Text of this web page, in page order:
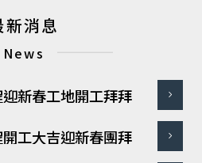
新消息
News
新春工地開工拜拜
工大吉迎新春團拜